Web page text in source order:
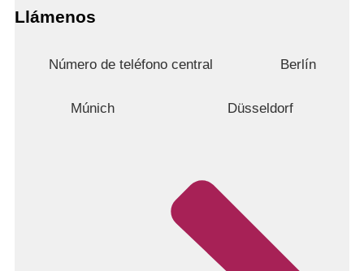
Llámenos
Número de teléfono central Berlín
Múnich Düsseldorf